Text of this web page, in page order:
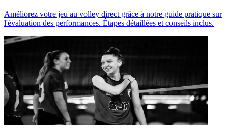
Améliorez votre jeu au volley direct grâce à notre guide pratique sur
l'évaluation des performances. Étapes détaillées et conseils inclus.